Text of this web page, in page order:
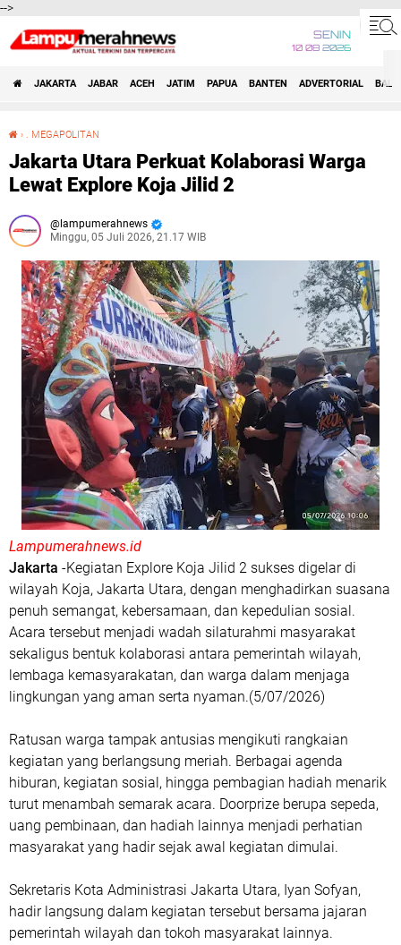
-->
SENIN
10 08 2026
JAKARTA JABAR ACEH JATIM PAPUA BANTEN ADVERTORIAL BALI
› . MEGAPOLITAN
Jakarta Utara Perkuat Kolaborasi Warga
Lewat Explore Koja Jilid 2
lampumerahnews
Minggu, 05 Juli 2026, 21.17 WIB
Lampumerahnews.id
Jakarta -Kegiatan Explore Koja Jilid 2 sukses digelar di
wilayah Koja, Jakarta Utara, dengan menghadirkan suasana
penuh semangat, kebersamaan, dan kepedulian sosial.
Acara tersebut menjadi wadah silaturahmi masyarakat
sekaligus bentuk kolaborasi antara pemerintah wilayah,
lembaga kemasyarakatan, dan warga dalam menjaga
lingkungan yang aman serta nyaman.(5/07/2026)
Ratusan warga tampak antusias mengikuti rangkaian
kegiatan yang berlangsung meriah. Berbagai agenda
hiburan, kegiatan sosial, hingga pembagian hadiah menarik
turut menambah semarak acara. Doorprize berupa sepeda,
uang pembinaan, dan hadiah lainnya menjadi perhatian
masyarakat yang hadir sejak awal kegiatan dimulai.
Sekretaris Kota Administrasi Jakarta Utara, Iyan Sofyan,
hadir langsung dalam kegiatan tersebut bersama jajaran
pemerintah wilayah dan tokoh masyarakat lainnya.